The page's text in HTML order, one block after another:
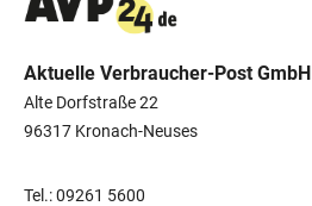
Aktuelle Verbraucher-Post GmbH
Alte Dorfstraße 22
96317 Kronach-Neuses
Tel.: 09261 5600